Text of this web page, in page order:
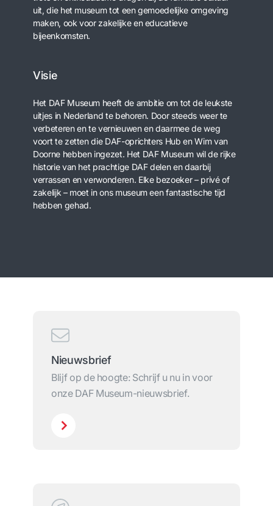
uit, die het museum tot een gemoedelijke omgeving
maken, ook voor zakelijke en educatieve
bijeenkomsten.
Visie
Het DAF Museum heeft de ambitie om tot de leukste
uitjes in Nederland te behoren. Door steeds weer te
verbeteren en te vernieuwen en daarmee de weg
voort te zetten die DAF-oprichters Hub en Wim van
Doorne hebben ingezet. Het DAF Museum wil de rijke
historie van het prachtige DAF delen en daarbij
verrassen en verwonderen. Elke bezoeker – privé of
zakelijk – moet in ons museum een fantastische tijd
hebben gehad.
Nieuwsbrief
Blijf op de hoogte: Schrijf u nu in voor
onze DAF Museum-nieuwsbrief.